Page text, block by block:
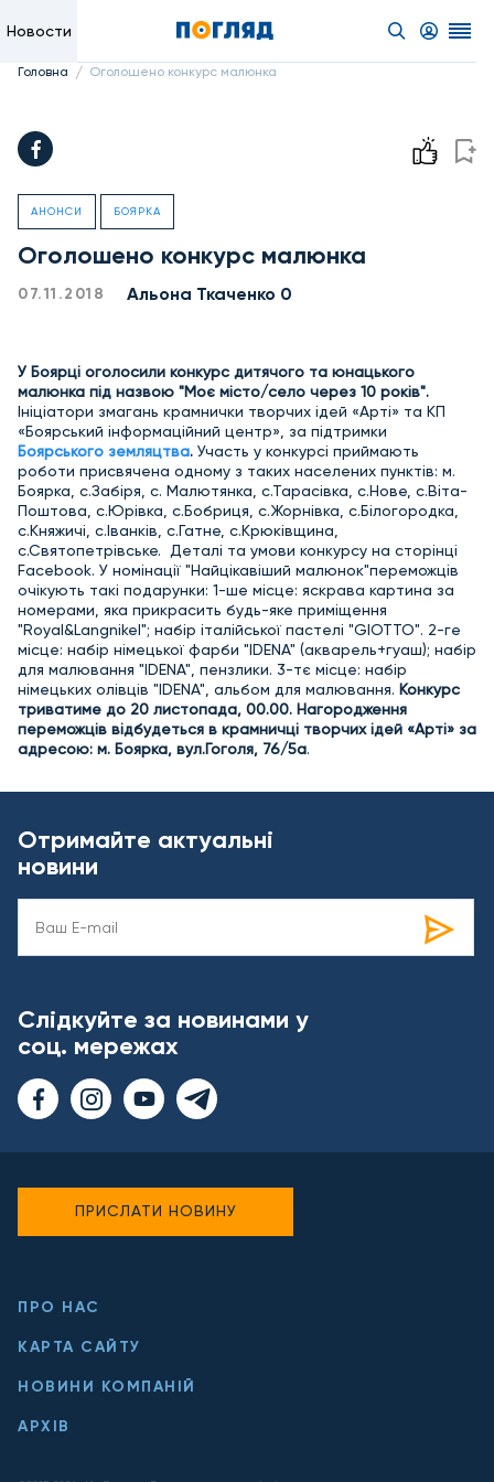
Новости
Головна / Оголошено конкурс малюнка
АНОНСИ БОЯРКА
Оголошено конкурс малюнка
07.11.2018 Альона Ткаченко 0
У Боярці оголосили конкурс дитячого та юнацького
малюнка під назвою "Моє місто/село через 10 років".
Ініціатори змагань крамнички творчих ідей «Арті» та КП
«Боярський інформаційний центр», за підтримки
Боярського земляцтва. Участь у конкурсі приймають
роботи присвячена одному з таких населених пунктів: м.
Боярка, с.Забіря, с. Малютянка, с.Тарасівка, с.Нове, с.Віта-
Поштова, с.Юрівка, с.Бобриця, с.Жорнівка, с.Білогородка,
с.Княжичі, с.Іванків, с.Гатне, с.Крюківщина,
с.Святопетрівське.
Деталі та умови конкурсу на сторінці
Facebook. У номінації "Найцікавіший малюнок"переможців
очікують такі подарунки: 1-ше місце: яскрава картина за
номерами, яка прикрасить будь-яке приміщення
"Royal&Langnikel"; набір італійської пастелі "GIOTTO". 2-ге
місце: набір німецької фарби "IDENA" (акварель+гуаш); набір
для малювання "IDENA", пензлики. 3-тє місце: набір
німецьких олівців "IDENA", альбом для малювання. Конкурс
триватиме до 20 листопада, 00.00. Нагородження
переможців відбудеться в крамничці творчих ідей «Арті» за
адресою: м. Боярка, вул.Гоголя, 76/5а.
Отримайте актуальні
новини
Слідкуйте за новинами у
соц. мережах
ПРО НАС
КАРТА САЙТУ
НОВИНИ КОМПАНІЙ
АРХІВ
ПРИСЛАТИ НОВИНУ